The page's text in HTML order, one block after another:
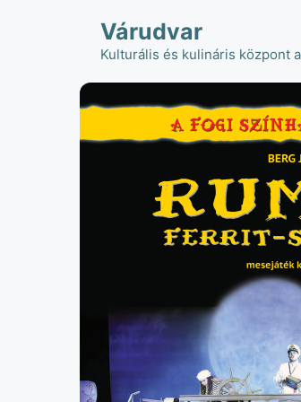
Várudvar
Kulturális és kulináris központ